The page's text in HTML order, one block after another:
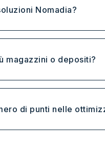
Nomadia?
magazzini o depositi?
di punti nelle